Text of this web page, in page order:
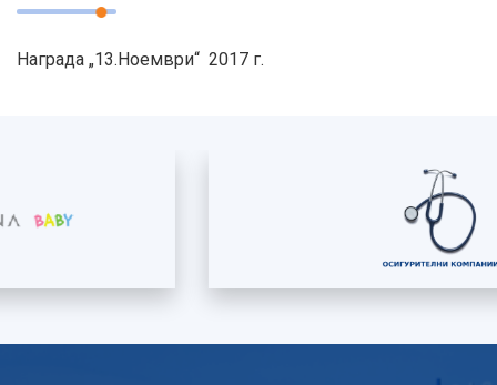
Награда „13.Ноември“ 2017 г.